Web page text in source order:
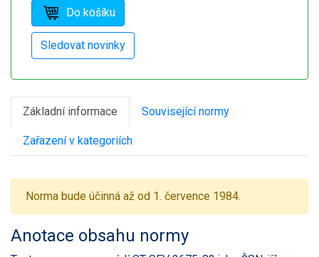
Základní informace Související normy
Zařazení v kategoriích
Norma bude účinná až od 1. července 1984.
Anotace obsahu normy